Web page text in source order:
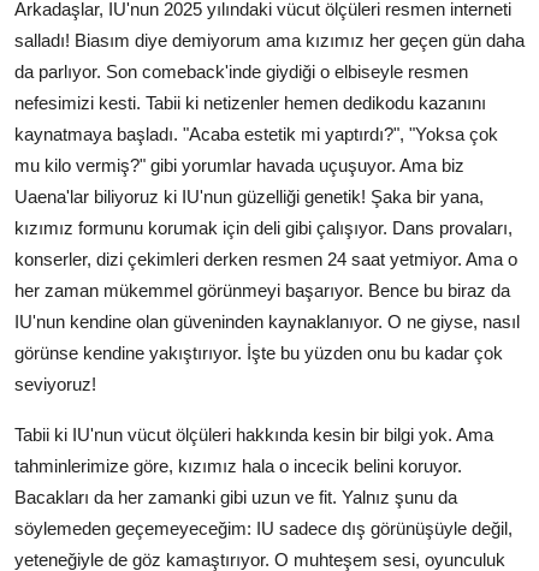
Arkadaşlar, IU'nun 2025 yılındaki vücut ölçüleri resmen interneti
salladı! Biasım diye demiyorum ama kızımız her geçen gün daha
da parlıyor. Son comeback'inde giydiği o elbiseyle resmen
nefesimizi kesti. Tabii ki netizenler hemen dedikodu kazanını
kaynatmaya başladı. "Acaba estetik mi yaptırdı?", "Yoksa çok
mu kilo vermiş?" gibi yorumlar havada uçuşuyor. Ama biz
Uaena'lar biliyoruz ki IU'nun güzelliği genetik! Şaka bir yana,
kızımız formunu korumak için deli gibi çalışıyor. Dans provaları,
konserler, dizi çekimleri derken resmen 24 saat yetmiyor. Ama o
her zaman mükemmel görünmeyi başarıyor. Bence bu biraz da
IU'nun kendine olan güveninden kaynaklanıyor. O ne giyse, nasıl
görünse kendine yakıştırıyor. İşte bu yüzden onu bu kadar çok
seviyoruz!
Tabii ki IU'nun vücut ölçüleri hakkında kesin bir bilgi yok. Ama
tahminlerimize göre, kızımız hala o incecik belini koruyor.
Bacakları da her zamanki gibi uzun ve fit. Yalnız şunu da
söylemeden geçemeyeceğim: IU sadece dış görünüşüyle değil,
yeteneğiyle de göz kamaştırıyor. O muhteşem sesi, oyunculuk